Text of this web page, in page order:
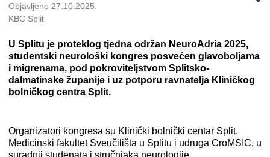
Objavljeno 27.10.2025.
KBC Split
U Splitu je proteklog tjedna održan NeuroAdria 2025,
studentski neurološki kongres posvećen glavoboljama
i migrenama, pod pokroviteljstvom Splitsko-
dalmatinske županije i uz potporu ravnatelja Kliničkog
bolničkog centra Split.
Organizatori kongresa su Klinički bolnički centar Split,
Medicinski fakultet Sveučilišta u Splitu i udruga CroMSIC, u